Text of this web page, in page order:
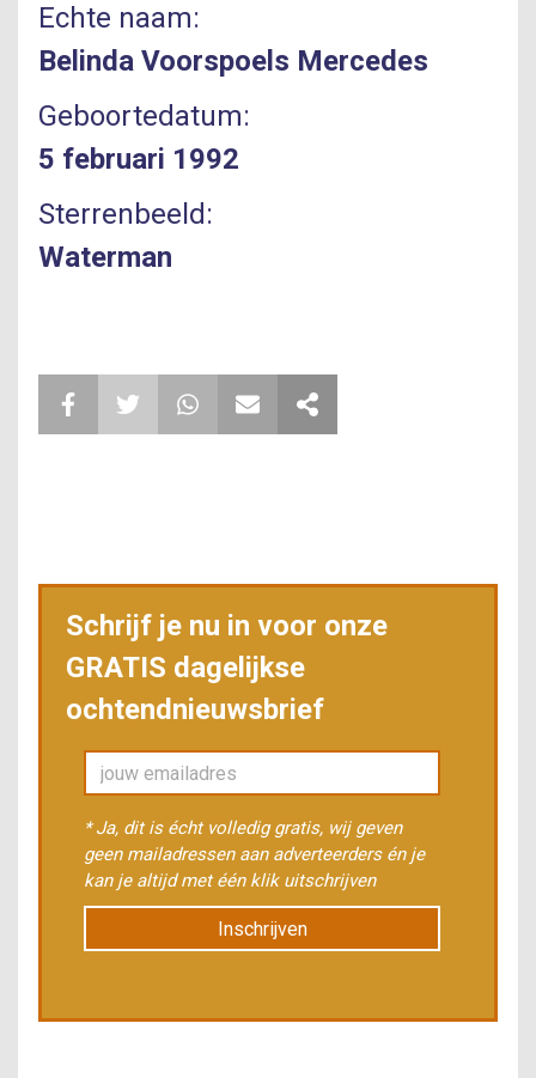
Echte naam:
Belinda Voorspoels Mercedes
Geboortedatum:
5 februari 1992
Sterrenbeeld:
Waterman
Schrijf je nu in voor onze
GRATIS dagelijkse
ochtendnieuwsbrief
* Ja, dit is écht volledig gratis, wij geven
geen mailadressen aan adverteerders én je
kan je altijd met één klik uitschrijven
Inschrijven